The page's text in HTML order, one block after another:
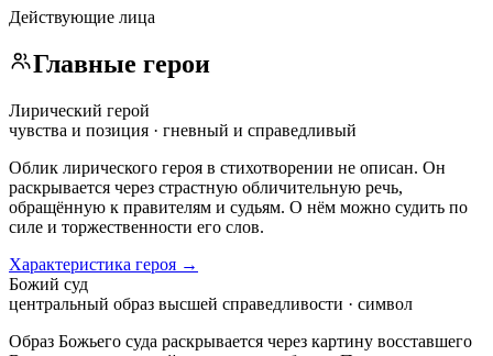
Действующие лица
Главные герои
Лирический герой
чувства и позиция · гневный и справедливый
Облик лирического героя в стихотворении не описан. Он
раскрывается через страстную обличительную речь,
обращённую к правителям и судьям. О нём можно судить по
силе и торжественности его слов.
Характеристика героя →
Божий суд
центральный образ высшей справедливости · символ
Образ Божьего суда раскрывается через картину восставшего